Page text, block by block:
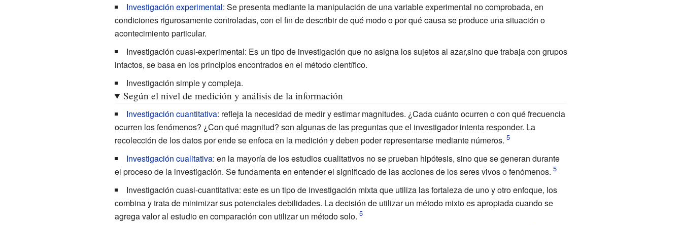
Investigación experimental: Se presenta mediante la manipulación de una variable experimental no comprobada, en
condiciones rigurosamente controladas, con el fin de describir de qué modo o por qué causa se produce una situación o
acontecimiento particular.
Investigación cuasi-experimental: Es un tipo de investigación que no asigna los sujetos al azar,sino que trabaja con grupos
intactos, se basa en los principios encontrados en el método científico.
Investigación simpleycompleja.
Según el nivel de medición y análisis de la información
Investigación cuantitativa: refleja la necesidad de medir y estimar magnitudes. ¿Cada cuánto ocurren o con qué frecuencia
ocurren los fenómenos? ¿Con qué magnitud? son algunas de las preguntas que el investigador intenta responder. La
recolección de los datos por ende se enfoca en la medición y deben poder representarse mediante números.
Investigación cualitativa: en la mayoría de los estudios cualitativos no se prueban hipótesis, sino que se generan durante
el proceso de la investigación. Se fundamenta en entender el significado de las acciones de los seres vivos o fenómenos.
Investigación cuasi-cuantitativa: este es un tipo de investigación mixta que utiliza las fortaleza de uno y otro enfoque, los
combina y trata de minimizar sus potenciales debilidades. La decisión de utilizar un método mixto es apropiada cuando se
agrega valor al estudio en comparación con utilizar un método solo.